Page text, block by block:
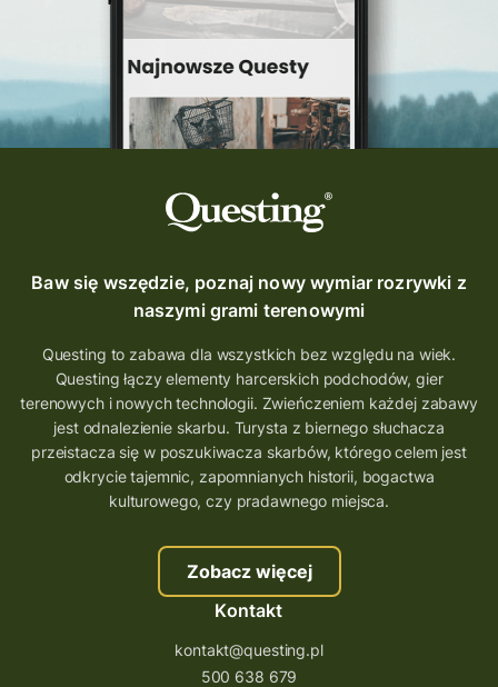
Baw się wszędzie, poznaj nowy wymiar rozrywki z
naszymi grami terenowymi
Questing to zabawa dla wszystkich bez względu na wiek.
Questing łączy elementy harcerskich podchodów, gier
terenowych i nowych technologii. Zwieńczeniem każdej zabawy
jest odnalezienie skarbu. Turysta z biernego słuchacza
przeistacza się w poszukiwacza skarbów, którego celem jest
odkrycie tajemnic, zapomnianych historii, bogactwa
kulturowego, czy pradawnego miejsca.
Zobacz więcej
Kontakt
kontakt@questing.pl
500 638 679